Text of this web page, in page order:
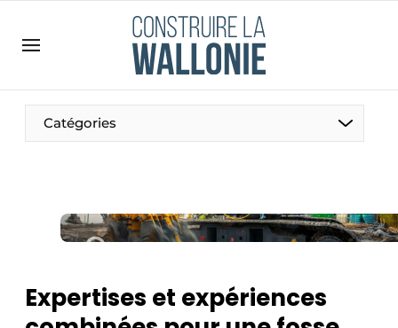
Emploi
Enregistrer une offre d’emploi
Meest gelezen
Podcasts
Catégories
Expertises et expériences